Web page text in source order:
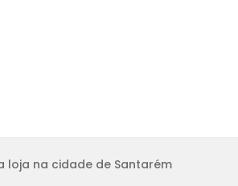
loja na cidade de Santarém